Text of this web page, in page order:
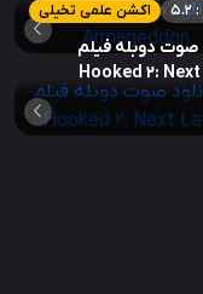
اکشن علمی تخیلی
صوت دوبله فیلم
Hooked 2: